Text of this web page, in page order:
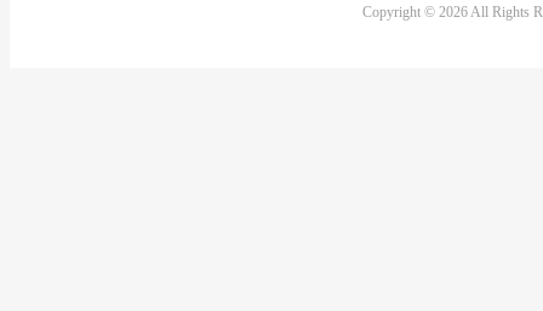
Copyright © 2026 All Rights